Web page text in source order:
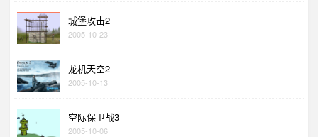
城堡攻击2
2005-10-23
龙机天空2
2005-10-13
空际保卫战3
2005-10-06